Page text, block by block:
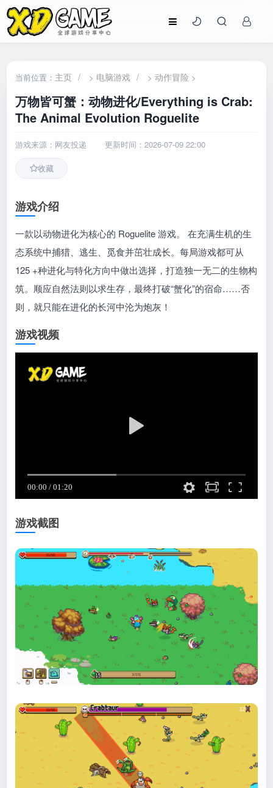
当前位置： 主页 / > 电脑游戏 / >动作冒险 >
万物皆可蟹：动物进化/Everything is Crab:
The Animal Evolution Roguelite
游戏来源：网友投递 更新时间：2026-07-09 22:00
收藏
游戏介绍
一款以动物进化为核心的 Roguelite 游戏。 在充满生机的生
态系统中捕猎、逃生、觅食并茁壮成长。每局游戏都可从
125 +种进化与特化方向中做出选择，打造独一无二的生物构
筑。顺应自然法则以求生存，最终打破“蟹化”的宿命……否
则，就只能在进化的长河中沦为炮灰！
游戏视频
游戏截图